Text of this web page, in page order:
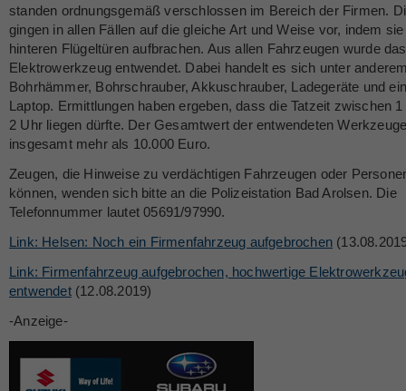
standen ordnungsgemäß verschlossen im Bereich der Firmen.
gingen in allen Fällen auf die gleiche Art und Weise vor, indem
hinteren Flügeltüren aufbrachen. Aus allen Fahrzeugen wurde das
Elektrowerkzeug entwendet. Dabei handelt es sich unter
Bohrhämmer, Bohrschrauber, Akkuschrauber, Ladegeräte und
Laptop. Ermittlungen haben ergeben, dass die Tatzeit zwischen
2 Uhr liegen dürfte. Der Gesamtwert der entwendeten
insgesamt mehr als 10.000 Euro.
Zeugen, die Hinweise zu verdächtigen Fahrzeugen oder
können, wenden sich bitte an die Polizeistation Bad Arolsen. Die
Telefonnummer lautet 05691/97990.
Link: Helsen: Noch ein Firmenfahrzeug aufgebrochen
Link: Firmenfahrzeug aufgebrochen, hochwertige
entwendet(12.08.2019)
-Anzeige-